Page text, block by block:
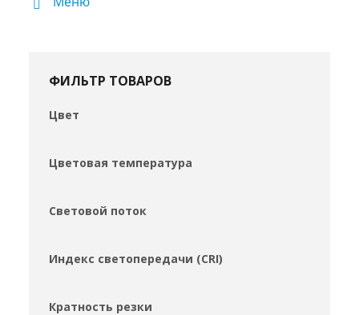
ФИЛЬТР ТОВАРОВ
Цвет
Цветовая температура
Световой поток
Индекс светопередачи (CRI)
Кратность резки